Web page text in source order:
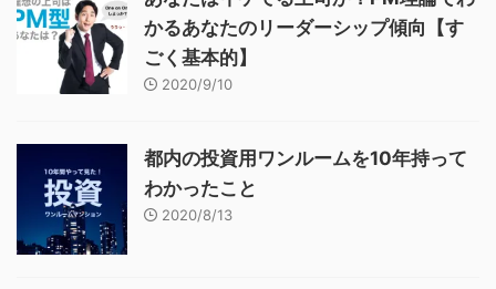
かるあなたのリーダーシップ傾向【す
ごく基本的】
2020/9/10
都内の投資用ワンルームを10年持って
わかったこと
2020/8/13